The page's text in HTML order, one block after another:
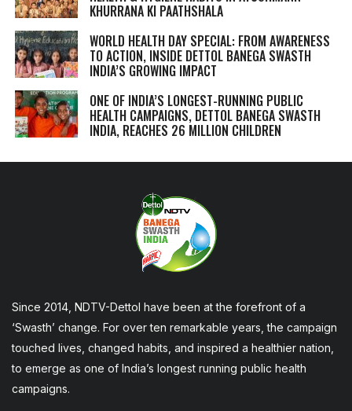
KHURRANA KI PAATHSHALA
WORLD HEALTH DAY SPECIAL: FROM AWARENESS
TO ACTION, INSIDE DETTOL BANEGA SWASTH
INDIA’S GROWING IMPACT
ONE OF INDIA’S LONGEST-RUNNING PUBLIC
HEALTH CAMPAIGNS, DETTOL BANEGA SWASTH
INDIA, REACHES 26 MILLION CHILDREN
Since 2014, NDTV-Dettol have been at the forefront of a
‘Swasth’ change. For over ten remarkable years, the campaign
touched lives, changed habits, and inspired a healthier nation,
to emerge as one of India’s longest running public health
campaigns.